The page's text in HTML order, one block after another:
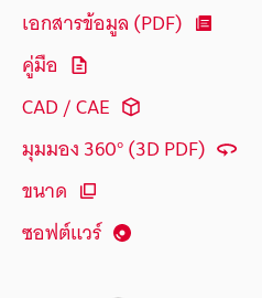
เอกสารข้อมูล (PDF)
คู่มือ
CAD / CAE
มุมมอง 360° (3D PDF)
ขนาด
ซอฟต์แวร์